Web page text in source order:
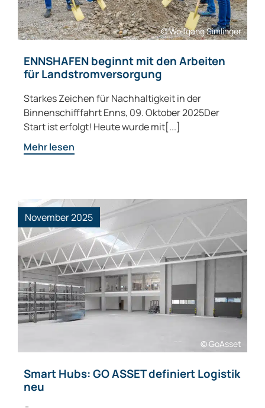
© Wolfgang Simlinger
ENNSHAFEN beginnt mit den Arbeiten
für Landstromversorgung
Starkes Zeichen für Nachhaltigkeit in der
Binnenschifffahrt Enns, 09. Oktober 2025Der
Start ist erfolgt! Heute wurde mit[...]
Mehr lesen
November 2025
© GoAsset
Smart Hubs: GO ASSET definiert Logistik
neu